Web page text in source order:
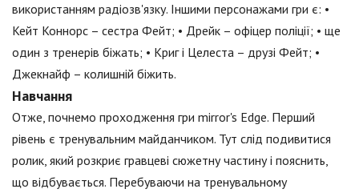
використанням радіозв'язку. Іншими персонажами гри є: •
Кейт Коннорс – сестра Фейт; • Дрейк – офіцер поліції; • ще
один з тренерів біжать; • Криг і Целеста – друзі Фейт; •
Джекнайф – колишній біжить.
Навчання
Отже, почнемо проходження гри mirror's Edge. Перший
рівень є тренувальним майданчиком. Тут слід подивитися
ролик, який розкриє гравцеві сюжетну частину і пояснить,
що відбувається. Перебуваючи на тренувальному